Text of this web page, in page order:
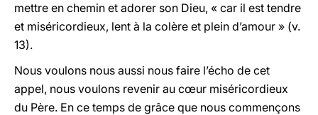
mettre en chemin et adorer son Dieu, « car il est tendre
et miséricordieux, lent à la colère et plein d’amour » (v.
13).
Nous voulons nous aussi nous faire l’écho de cet
appel, nous voulons revenir au cœur miséricordieux
du Père. En ce temps de grâce que nous commençons